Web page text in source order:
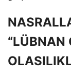
“LÜBNAN